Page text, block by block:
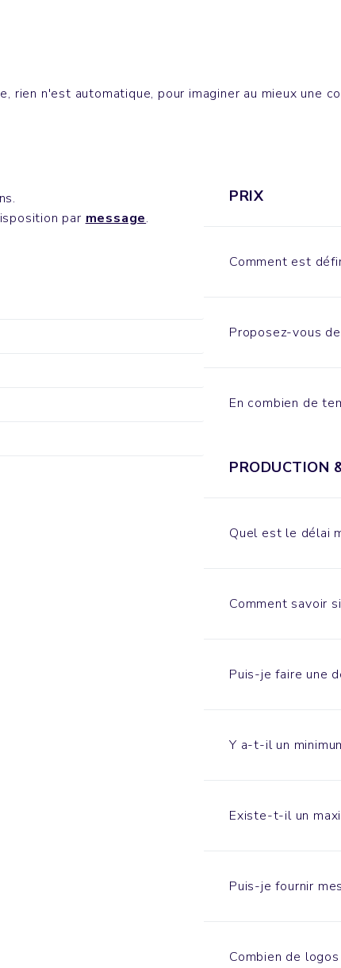
rien n'est automatique, pour imaginer au mieux une
& Bobs
par message.
PRIX
Comment est
Proposez-vous
En combien de
PRODUCTION
Quel est le délai
Comment savoir
Puis-je faire une
Y a-t-il un
Existe-t-il un
Puis-je fournir
Combien de